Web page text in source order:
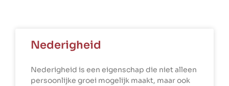
Nederigheid
Nederigheid is een eigenschap die niet alleen
persoonlijke groei mogelijk maakt, maar ook